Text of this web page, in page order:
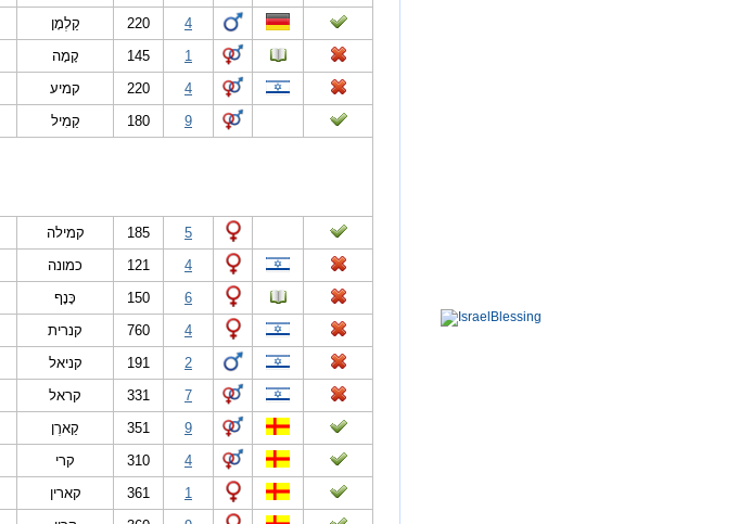
קַלְמָן 220
4
קָמָה 145
1
קמיע 220
4
קַמִיל 180 9
קמילה 185
5
כמונה 121
4
כָּנָף 150
6
קנרית 760
4
קניאל 191
2
קראל 331
7
קַארֶן 351
9
קרי 310
4
קארין 361
1